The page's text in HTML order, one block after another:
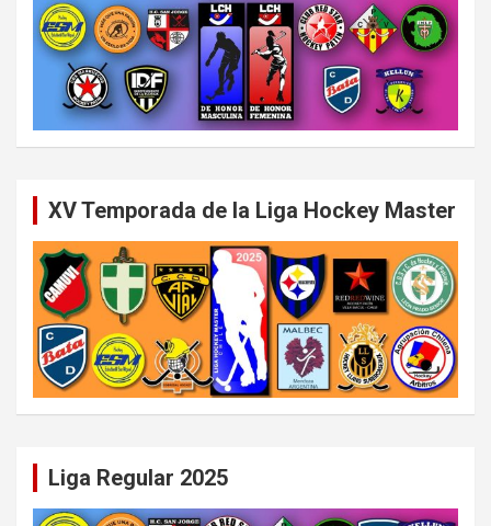
XV Temporada de la Liga Hockey Master
Liga Regular 2025